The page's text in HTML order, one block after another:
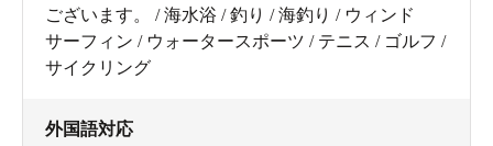
ございます。 / 海水浴 / 釣り / 海釣り / ウィンド
サーフィン / ウォータースポーツ / テニス / ゴルフ /
サイクリング
外国語対応